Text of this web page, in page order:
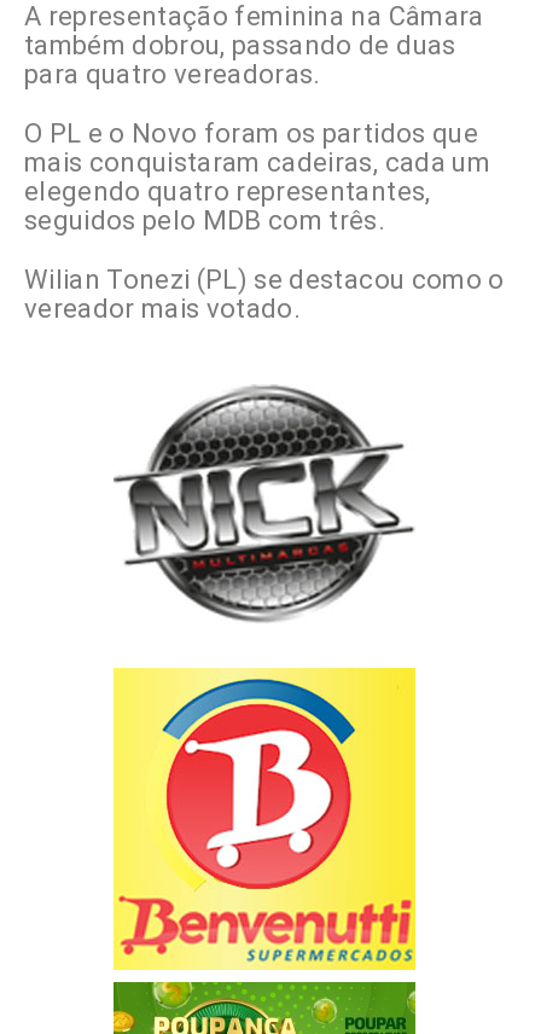
A representação feminina na Câmara
também dobrou, passando de duas
para quatro vereadoras.
O PL e o Novo foram os partidos que
mais conquistaram cadeiras, cada um
elegendo quatro representantes,
seguidos pelo MDB com três.
Wilian Tonezi (PL) se destacou como o
vereador mais votado.